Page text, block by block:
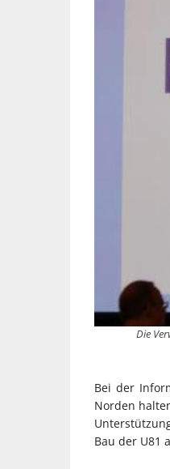
Die
Bei der
Norden
Bau der U81